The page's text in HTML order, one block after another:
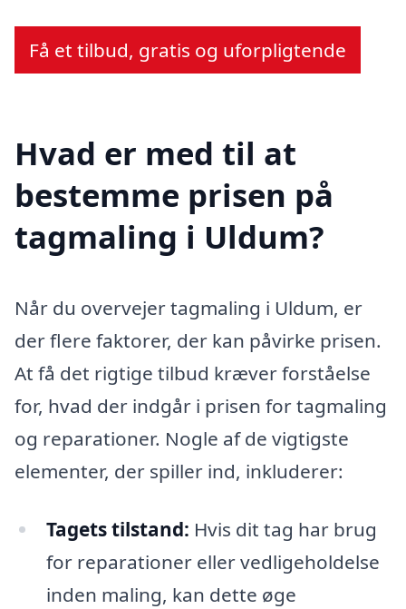
Få et tilbud, gratis og uforpligtende
Hvad er med til at
bestemme prisen på
tagmaling i Uldum?
Når du overvejer tagmaling i Uldum, er
der flere faktorer, der kan påvirke prisen.
At få det rigtige tilbud kræver forståelse
for, hvad der indgår i prisen for tagmaling
og reparationer. Nogle af de vigtigste
elementer, der spiller ind, inkluderer:
Tagets tilstand: Hvis dit tag har brug
for reparationer eller vedligeholdelse
inden maling, kan dette øge